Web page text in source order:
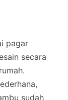
pagar
secara
sudah